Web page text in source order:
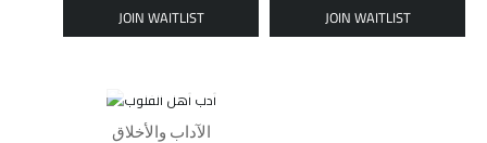
الآداب والأخلاق